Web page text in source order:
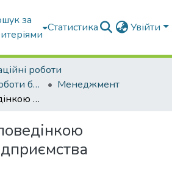
за
Статистика Увійти
роботи
Кваліфікаційні роботи бакалаврів
Менеджмент
Управління поведінкою колективу підприємства